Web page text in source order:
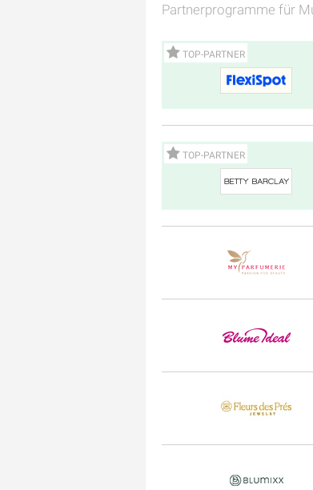
Partnerprogramme für
TOP-PARTNER
TOP-PARTNER